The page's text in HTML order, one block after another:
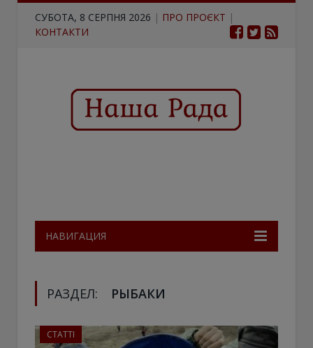
СУБОТА, 8 СЕРПНЯ 2026 | ПРО ПРОЄКТ |
КОНТАКТИ
НАВИГАЦИЯ
РАЗДЕЛ: РЫБАКИ
СТАТТІ